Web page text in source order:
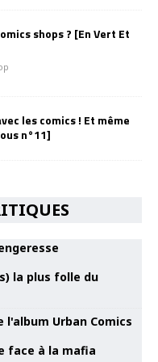
shops ? [En Vert Et
les comics ! Et même
n°11]
la plus folle du
face à la mafia